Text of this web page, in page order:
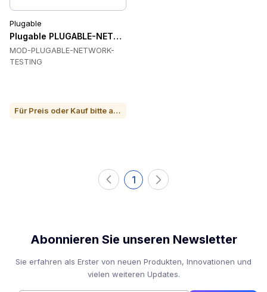
Plugable
Plugable PLUGABLE-NETWORK-TESTING Netzwerktests
MOD-PLUGABLE-NETWORK-
TESTING
Für Preis oder Kauf bitte anrufen
1
Abonnieren Sie unseren Newsletter
Sie erfahren als Erster von neuen Produkten, Innovationen und
vielen weiteren Updates.